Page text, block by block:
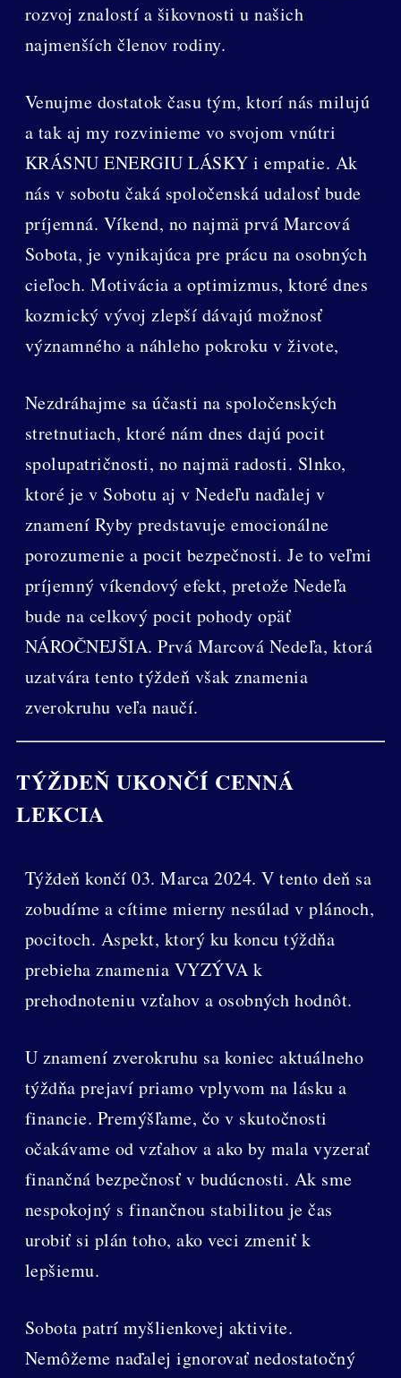
rozvoj znalostí a šikovnosti u našich
najmenších členov rodiny.
Venujme dostatok času tým, ktorí nás milujú
a tak aj my rozvinieme vo svojom vnútri
KRÁSNU ENERGIU LÁSKY i empatie. Ak
nás v sobotu čaká spoločenská udalosť bude
príjemná. Víkend, no najmä prvá Marcová
Sobota, je vynikajúca pre prácu na osobných
cieľoch. Motivácia a optimizmus, ktoré dnes
kozmický vývoj zlepší dávajú možnosť
významného a náhleho pokroku v živote,
Nezdráhajme sa účasti na spoločenských
stretnutiach, ktoré nám dnes dajú pocit
spolupatričnosti, no najmä radosti. Slnko,
ktoré je v Sobotu aj v Nedeľu naďalej v
znamení Ryby predstavuje emocionálne
porozumenie a pocit bezpečnosti. Je to veľmi
príjemný víkendový efekt, pretože Nedeľa
bude na celkový pocit pohody opäť
NÁROČNEJŠIA. Prvá Marcová Nedeľa, ktorá
uzatvára tento týždeň však znamenia
zverokruhu veľa naučí.
TÝŽDEŇ UKONČÍ CENNÁ
LEKCIA
Týždeň končí 03. Marca 2024. V tento deň sa
zobudíme a cítime mierny nesúlad v plánoch,
pocitoch. Aspekt, ktorý ku koncu týždňa
prebieha znamenia VYZÝVA k
prehodnoteniu vzťahov a osobných hodnôt.
U znamení zverokruhu sa koniec aktuálneho
týždňa prejaví priamo vplyvom na lásku a
financie. Premýšľame, čo v skutočnosti
očakávame od vzťahov a ako by mala vyzerať
finančná bezpečnosť v budúcnosti. Ak sme
nespokojný s finančnou stabilitou je čas
urobiť si plán toho, ako veci zmeniť k
lepšiemu.
Sobota patrí myšlienkovej aktivite.
Nemôžeme naďalej ignorovať nedostatočný